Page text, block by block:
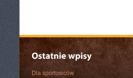
Dla sportowców